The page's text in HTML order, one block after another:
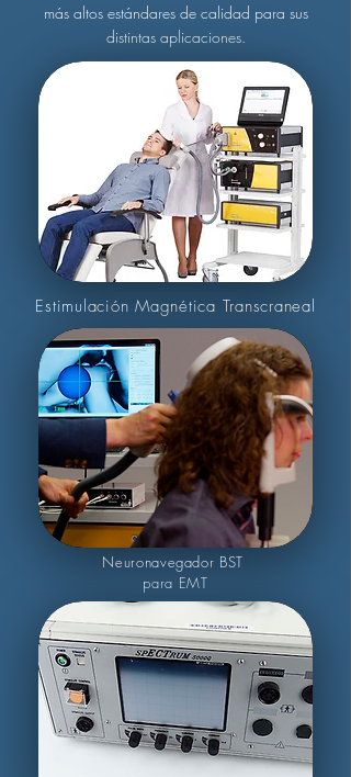
más altos estándares de calidad para sus
distintas aplicaciones.
Estimulación Magnética Transcraneal
Neuronavegador BST
para EMT